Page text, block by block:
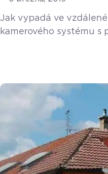
Jak vypadá ve
kamerového systému s